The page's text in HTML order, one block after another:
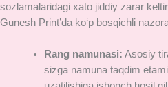
sozlamalaridagi xato jiddiy zarar
Gunesh Print’da ko‘p bosqichli
Rang namunasi: Asosiy
sizga namuna taqdim